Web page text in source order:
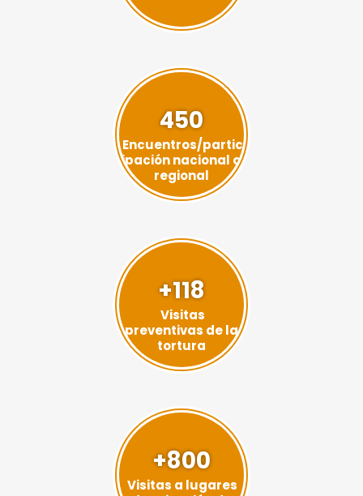
450
Encuentros/partic
ipación nacional o
regional
+118
Visitas
preventivas de la
tortura
+800
Visitas a lugares